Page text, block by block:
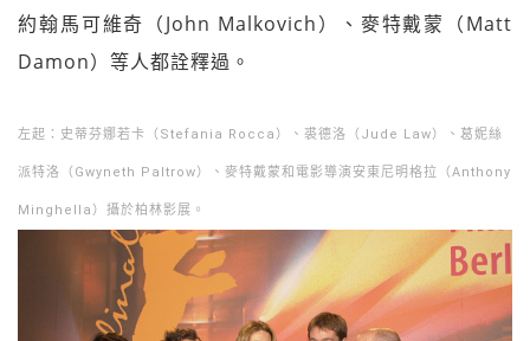
約翰馬可維奇（John Malkovich）、麥特戴蒙（Matt
Damon）等人都詮釋過。
左起：史蒂芬娜若卡（Stefania Rocca）、裘德洛（Jude Law）、葛妮絲
派特洛（Gwyneth Paltrow）、麥特戴蒙和電影導演安東尼明格拉（Anthony
Minghella）攝於柏林影展。